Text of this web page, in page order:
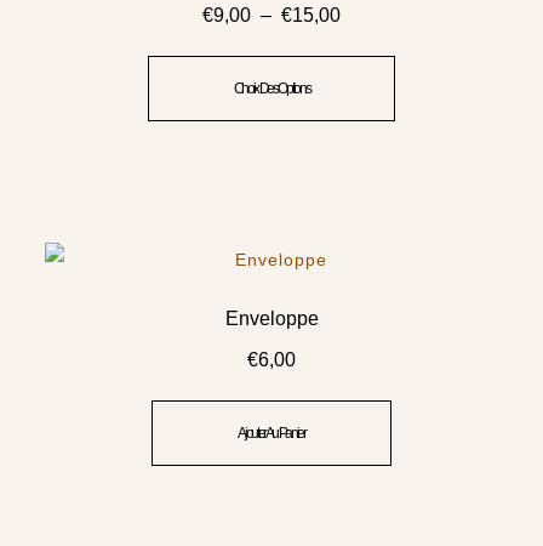
€9,00 – €15,00
Choix Des Options
Enveloppe
€6,00
Ajouter Au Panier